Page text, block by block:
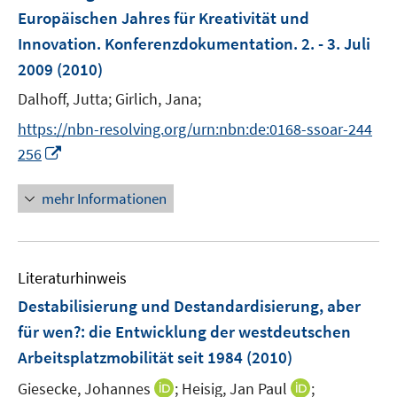
Europäischen Jahres für Kreativität und
Innovation. Konferenzdokumentation. 2. - 3. Juli
2009 (2010)
Dalhoff, Jutta; Girlich, Jana;
https://nbn-resolving.org/urn:nbn:de:0168-ssoar-244
256
n
e
u
m
F
n
s
t
mehr Informationen
Literaturhinweis
Destabilisierung und Destandardisierung, aber
für wen?: die Entwicklung der westdeutschen
Arbeitsplatzmobilität seit 1984 (2010)
Giesecke, Johannes I; Heisig, Jan Paul I;